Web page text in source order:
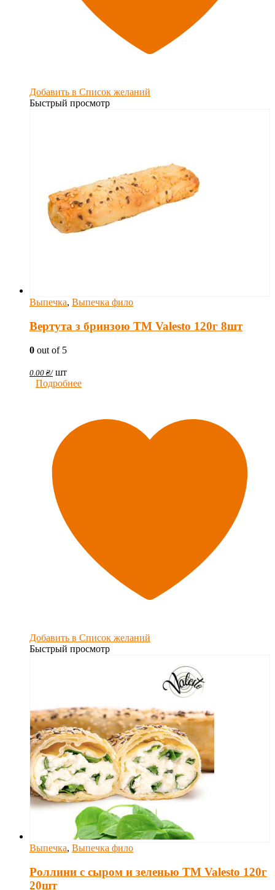
Добавить в Список желаний
Быстрый просмотр
Выпечка, Выпечка фило
Вертута з бринзою TM Valesto 120г 8шт
0 out of 5
0.00 ₴/ шт
Подробнее
Добавить в Список желаний
Быстрый просмотр
Выпечка, Выпечка фило
Роллини с сыром и зеленью TM Valesto 120г
20шт